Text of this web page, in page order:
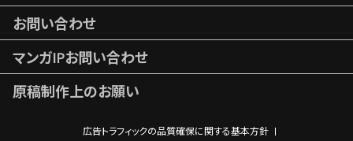
お問い合わせ
マンガIPお問い合わせ
原稿制作上のお願い
広告トラフィックの品質確保に関する基本方針